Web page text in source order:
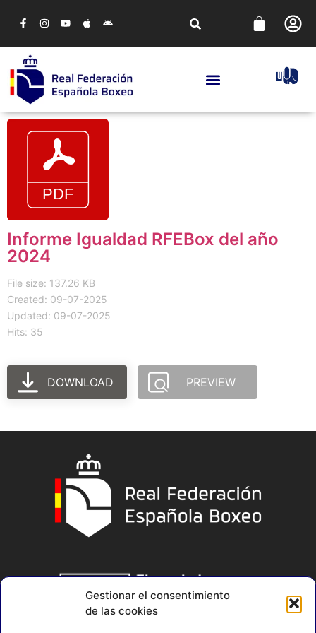
Gestionar el consentimiento
de las cookies
Informe Igualdad RFEBox del año
2024
File size: 137.26 KB
Created: 09-07-2025
Updated: 09-07-2025
Hits: 35
DOWNLOAD PREVIEW